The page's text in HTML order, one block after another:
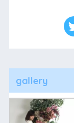
gallery